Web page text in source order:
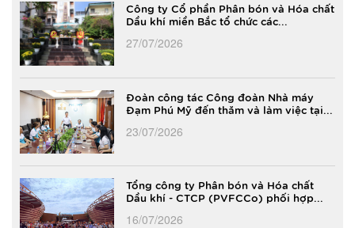
Công ty Cổ phần Phân bón và Hóa chất
Dầu khí miền Bắc tổ chức các...
27/07/2026
Đoàn công tác Công đoàn Nhà máy
Đạm Phú Mỹ đến thăm và làm việc tại...
23/07/2026
Tổng công ty Phân bón và Hóa chất
Dầu khí - CTCP (PVFCCo) phối hợp...
16/07/2026